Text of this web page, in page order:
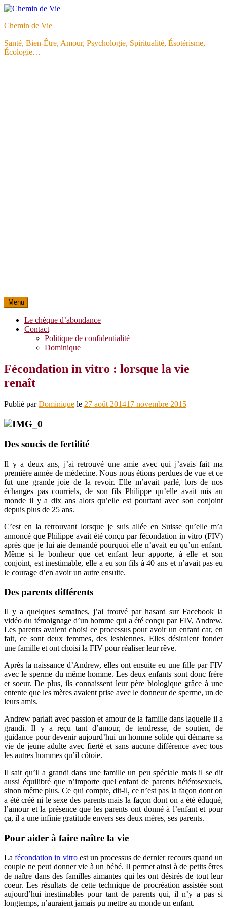
Aller
contenu
Chemin de Vie
Santé, Bien-Être, Amour, Psychologie, Spiritualité, Ésotérisme,
Écologie…
Menu
Le chèque d’abondance
Contact
Politique de confidentialité
Dominique
Fécondation in vitro : lorsque la vie
renaît
Publié parDominique le 27 août 201417 novembre 2015
Des soucis de fertilité
Il y a deux ans, j’ai retrouvé une amie avec qui j’avais fait ma
première année de médecine. Nous nous étions perdues de vue et ce
fut une grande joie de la revoir. Elle m’avait parlé, lors de nos
échanges pas courriels, de son fils Philippe qu’elle avait mis au
monde il y a dix ans alors qu’elle est pourtant avec son conjoint
depuis plus de 25 ans.
C’est en la retrouvant lorsque je suis allée en Suisse qu’elle m’a
annoncé que Philippe avait été conçu par fécondation in vitro (FIV)
après que je lui aie demandé pourquoi elle n’avait eu qu’un enfant.
Même si le bonheur que cet enfant leur apporte, à elle et son
conjoint, est inestimable, elle a eu son fils à 40 ans et n’avait pas eu
le courage d’en avoir un autre ensuite.
Des parents différents
Il y a quelques semaines, j’ai trouvé par hasard sur Facebook la
vidéo du témoignage d’un homme qui a été conçu par FIV, Andrew.
Les parents avaient choisi ce processus pour avoir un enfant car, en
fait, ce sont deux femmes, des lesbiennes. Elles désiraient fonder
une famille et ont choisi la FIV pour réaliser leur rêve.
Après la naissance d’Andrew, elles ont ensuite eu une fille par FIV
avec le sperme du même homme. Les deux enfants sont donc frère
et soeur. De plus, ils connaissent leur père biologique grâce à une
entente que les mères avaient prise avec le donneur de sperme, un de
leurs amis.
Andrew parlait avec passion et amour de la famille dans laquelle il a
grandi. Il y a reçu tant d’amour, de tendresse, de soutien, de
guidance pour devenir aujourd’hui un homme solide qui démarre sa
vie de jeune adulte avec fierté et sans aucune différence avec tous
les autres hommes qu’il côtoie.
Il sait qu’il a grandi dans une famille un peu spéciale mais il se dit
aussi équilibré que n’importe quel enfant de parents hétérosexuels,
sinon même plus. Ce qui compte, dit-il, ce n’est pas la façon dont on
a été créé ni le sexe des parents mais la façon dont on a été éduqué,
l’amour et la présence que les parents ont donné à l’enfant et pour
ça, il a une infinie gratitude envers ses deux mères, ses parents.
Pour aider à faire naître la vie
Lafécondation in vitroest un processus de dernier recours quand un
couple ne peut donner vie à un bébé. Il permet ainsi à de petits êtres
de naître dans des familles aimantes qui les ont désirés de tout leur
coeur. Les résultats de cette technique de procréation assistée sont
aujourd’hui inestimables pour tant de parents qui, il n’y a pas si
longtemps, n’auraient jamais pu mettre au monde un enfant.